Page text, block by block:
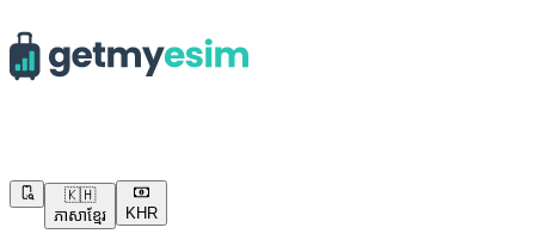
🇰🇭
ភាសាខ្មែរ
KHR